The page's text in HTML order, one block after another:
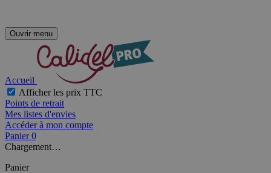
Ouvrir menu
Accueil
Afficher les prix TTC
Points de retrait
Mes listes d'envies
Accéder à mon compte
Panier 0
Chargement…
Panier